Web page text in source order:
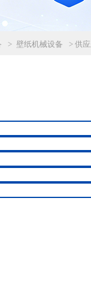
> 壁纸机械设备 > 供